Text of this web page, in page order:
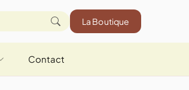
La Boutique
Contact